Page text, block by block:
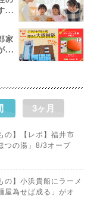
...
家
...
3ヶ月
の】【レポ】福井市
つの湯」8/3オープ
の】小浜貴船にラーメ
屋為せば成る」がオ